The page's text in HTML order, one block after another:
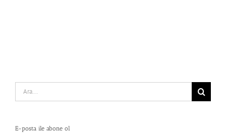
Search
for:
E-posta ile abone ol